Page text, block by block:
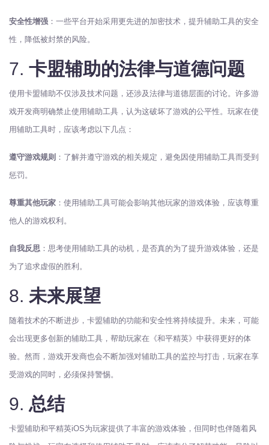
安全性增强 ：一些平台开始采用更先进的加密技术，提升辅助工具的安全
性，降低被封禁的风险。
7. 卡盟辅助的法律与道德问题
使用卡盟辅助不仅涉及技术问题，还涉及法律与道德层面的讨论。许多游
戏开发商明确禁止使用辅助工具，认为这破坏了游戏的公平性。玩家在使
用辅助工具时，应该考虑以下几点：
遵守游戏规则 ：了解并遵守游戏的相关规定，避免因使用辅助工具而受到
惩罚。
尊重其他玩家 ：使用辅助工具可能会影响其他玩家的游戏体验，应该尊重
他人的游戏权利。
自我反思 ：思考使用辅助工具的动机，是否真的为了提升游戏体验，还是
为了追求虚假的胜利。
8. 未来展望
随着技术的不断进步，卡盟辅助的功能和安全性将持续提升。未来，可能
会出现更多创新的辅助工具，帮助玩家在《和平精英》中获得更好的体
验。然而，游戏开发商也会不断加强对辅助工具的监控与打击，玩家在享
受游戏的同时，必须保持警惕。
9. 总结
卡盟辅助和平精英iOS为玩家提供了丰富的游戏体验，但同时也伴随着风